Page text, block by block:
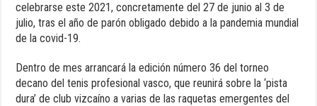
celebrarse este 2021, concretamente del 27 de junio al 3 de
julio, tras el año de parón obligado debido a la pandemia mundial
de la covid-19.
Dentro de mes arrancará la edición número 36 del torneo
decano del tenis profesional vasco, que reunirá sobre la ‘pista
dura’ de club vizcaíno a varias de las raquetas emergentes del